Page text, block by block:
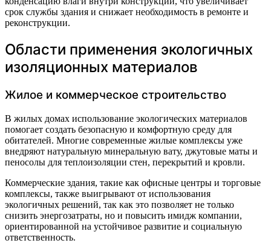
срок службы здания и снижает необходимость в ремонте и
реконструкции.
Области применения экологичных
изоляционных материалов
Жилое и коммерческое строительство
В жилых домах использование экологических материалов
помогает создать безопасную и комфортную среду для
обитателей. Многие современные жилые комплексы уже
внедряют натуральную минеральную вату, джутовые маты и
пеносолы для теплоизоляции стен, перекрытий и кровли.
Коммерческие здания, такие как офисные центры и торговые
комплексы, также выигрывают от использования
экологичных решений, так как это позволяет не только
снизить энергозатраты, но и повысить имидж компании,
ориентированной на устойчивое развитие и социальную
ответственность.